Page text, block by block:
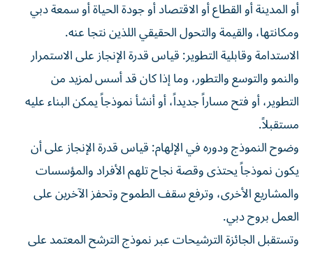
أو المدينة أو القطاع أو الاقتصاد أو جودة الحياة أو سمعة دبي
ومكانتها، والقيمة والتحول الحقيقي اللذين نتجا عنه.
الاستدامة وقابلية التطوير: قياس قدرة الإنجاز على الاستمرار
والنمو والتوسع والتطور، وما إذا كان قد أسس لمزيد من
التطوير، أو فتح مساراً جديداً، أو أنشأ نموذجاً يمكن البناء عليه
مستقبلاً.
وضوح النموذج ودوره في الإلهام: قياس قدرة الإنجاز على أن
يكون نموذجاً يحتذى وقصة نجاح تلهم الأفراد والمؤسسات
والمشاريع الأخرى، وترفع سقف الطموح وتحفز الآخرين على
العمل بروح دبي.
وتستقبل الجائزة الترشيحات عبر نموذج الترشح المعتمد على